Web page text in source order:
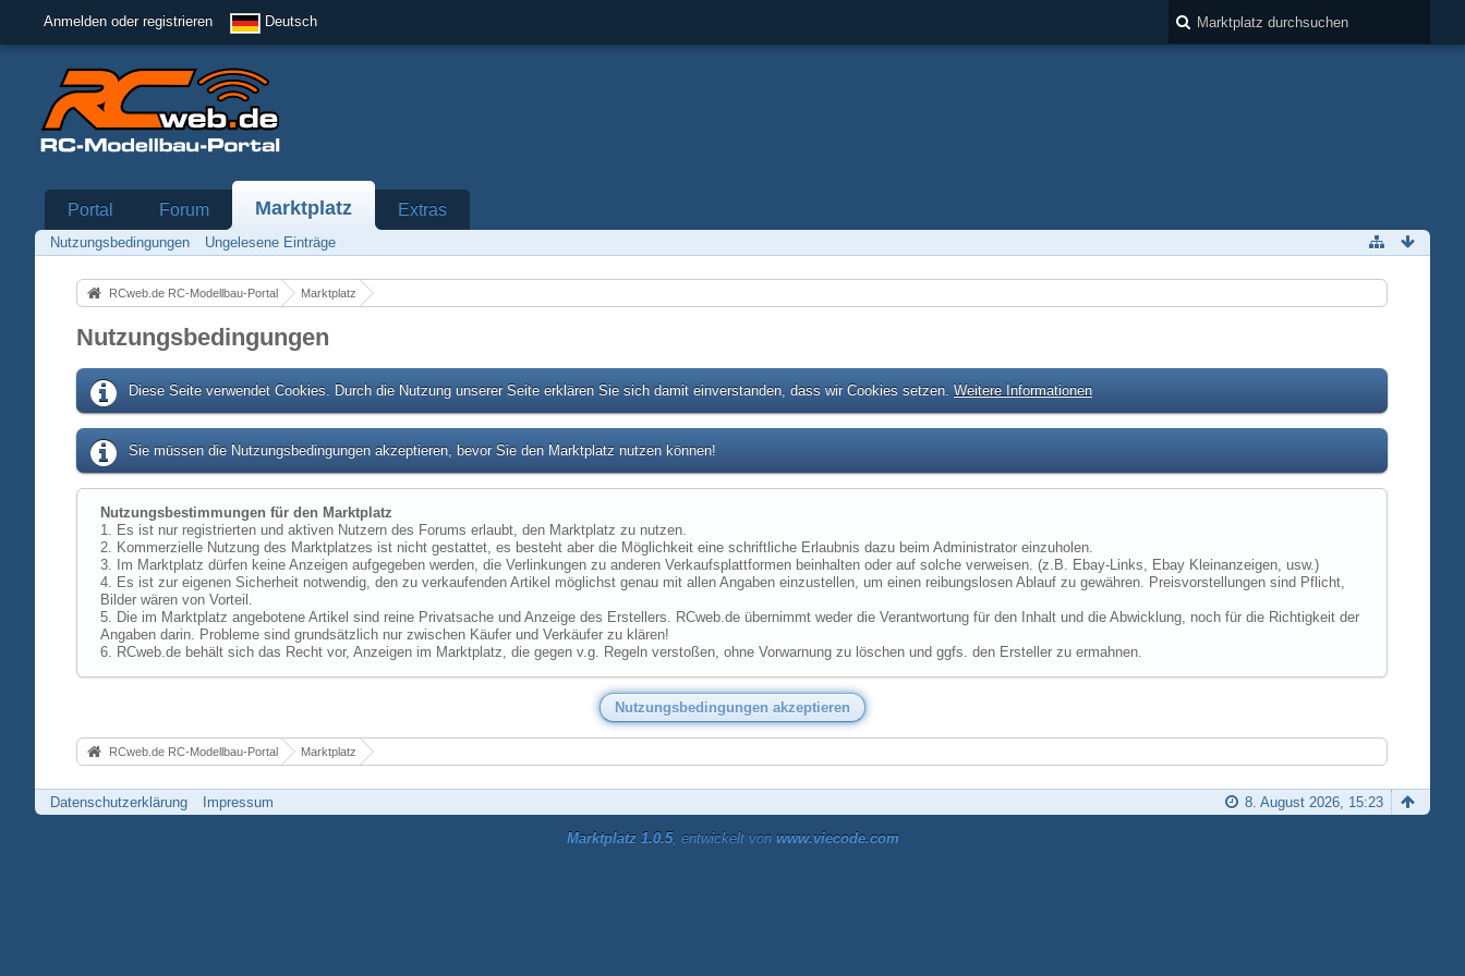
Anmelden oder registrieren Deutsch
Portal Forum Marktplatz Extras
Nutzungsbedingungen Ungelesene Einträge
RCweb.de RC-Modellbau-Portal Marktplatz
Nutzungsbedingungen
Diese Seite verwendet Cookies. Durch die Nutzung unserer Seite erklären Sie sich damit einverstanden, dass wir Cookies setzen. Weitere Informationen
Sie müssen die Nutzungsbedingungen akzeptieren, bevor Sie den Marktplatz nutzen können!
Nutzungsbestimmungen für den Marktplatz
1. Es ist nur registrierten und aktiven Nutzern des Forums erlaubt, den Marktplatz zu nutzen.
2. Kommerzielle Nutzung des Marktplatzes ist nicht gestattet, es besteht aber die Möglichkeit eine schriftliche Erlaubnis dazu beim Administrator einzuholen.
3. Im Marktplatz dürfen keine Anzeigen aufgegeben werden, die Verlinkungen zu anderen Verkaufsplattformen beinhalten oder auf solche verweisen. (z.B. Ebay-Links, Ebay Kleinanzeigen, usw.)
4. Es ist zur eigenen Sicherheit notwendig, den zu verkaufenden Artikel möglichst genau mit allen Angaben einzustellen, um einen reibungslosen Ablauf zu gewähren. Preisvorstellungen sind Pflicht,
Bilder wären von Vorteil.
5. Die im Marktplatz angebotene Artikel sind reine Privatsache und Anzeige des Erstellers. RCweb.de übernimmt weder die Verantwortung für den Inhalt und die Abwicklung, noch für die Richtigkeit der
Angaben darin. Probleme sind grundsätzlich nur zwischen Käufer und Verkäufer zu klären!
6. RCweb.de behält sich das Recht vor, Anzeigen im Marktplatz, die gegen v.g. Regeln verstoßen, ohne Vorwarnung zu löschen und ggfs. den Ersteller zu ermahnen.
RCweb.de RC-Modellbau-Portal Marktplatz
Datenschutzerklärung Impressum 8. August 2026, 15:23
Marktplatz 1.0.5, entwickelt von www.viecode.com